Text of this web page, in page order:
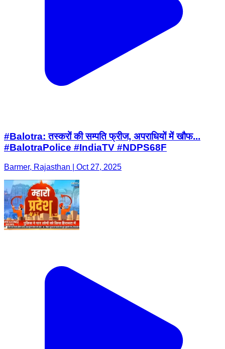
#Balotra: तस्करों की सम्पति फ्रीज, अपराधियों में खौफ...
#BalotraPolice #IndiaTV #NDPS68F
Barmer, Rajasthan | Oct 27, 2025